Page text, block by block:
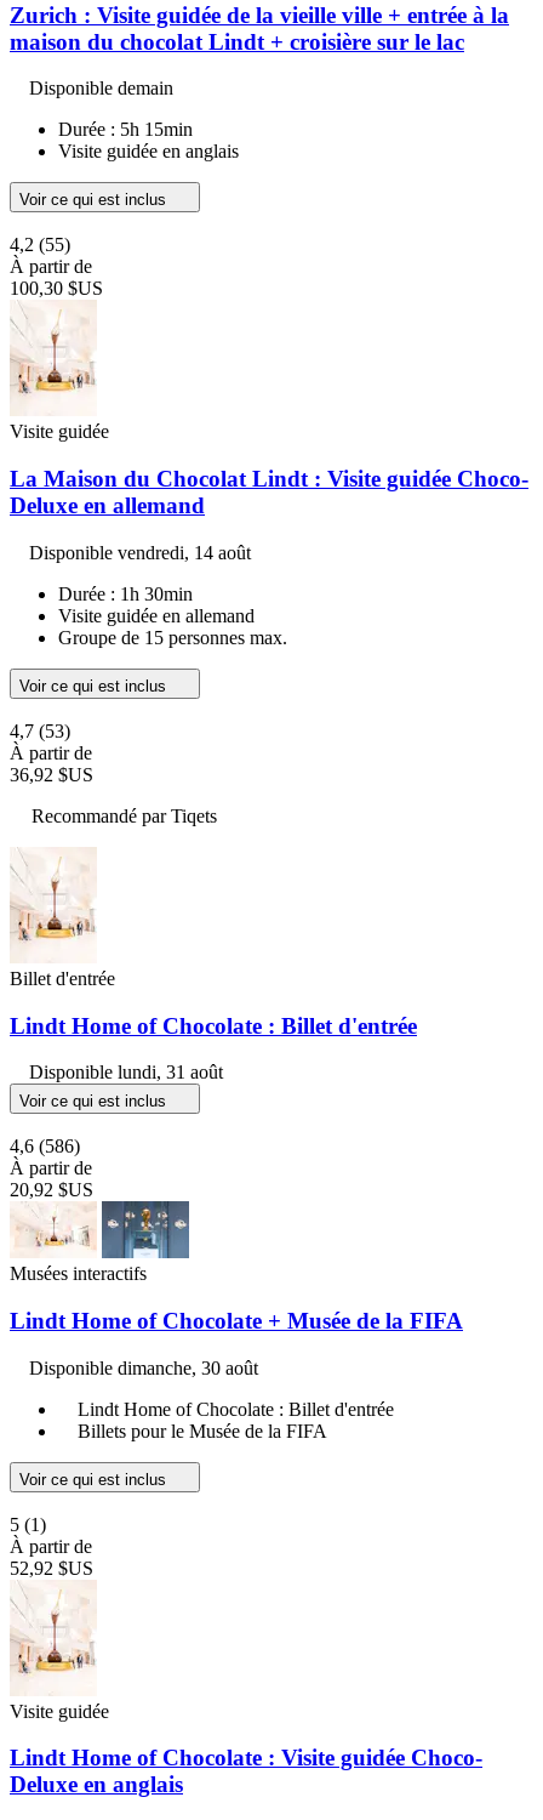
Zurich : Visite guidée de la vieille ville + entrée à la
maison du chocolat Lindt + croisière sur le lac
Disponible demain
Durée : 5h 15min
Visite guidée en anglais
Voir ce qui est inclus
4,2 (55)
À partir de
100,30 $US
Visite guidée
La Maison du Chocolat Lindt : Visite guidée Choco-
Deluxe en allemand
Disponible vendredi, 14 août
Durée : 1h 30min
Visite guidée en allemand
Groupe de 15 personnes max.
Voir ce qui est inclus
4,7 (53)
À partir de
36,92 $US
Recommandé par Tiqets
Billet d'entrée
Lindt Home of Chocolate : Billet d'entrée
Disponible lundi, 31 août
Voir ce qui est inclus
4,6 (586)
À partir de
20,92 $US
Musées interactifs
Lindt Home of Chocolate + Musée de la FIFA
Disponible dimanche, 30 août
Lindt Home of Chocolate : Billet d'entrée
Billets pour le Musée de la FIFA
Voir ce qui est inclus
5 (1)
À partir de
52,92 $US
Visite guidée
Lindt Home of Chocolate : Visite guidée Choco-
Deluxe en anglais